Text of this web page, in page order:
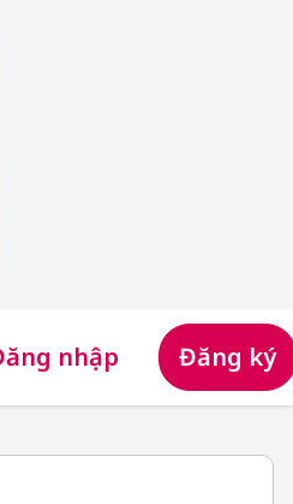
nhập Đăng ký